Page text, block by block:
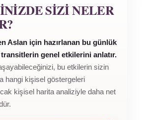
SIZI NELER
Aslan için hazırlanan bu günlük
genel etkilerini anlatır.
bu etkilerin sizin
hangi kişisel göstergeleri
kişisel harita analiziyle daha net